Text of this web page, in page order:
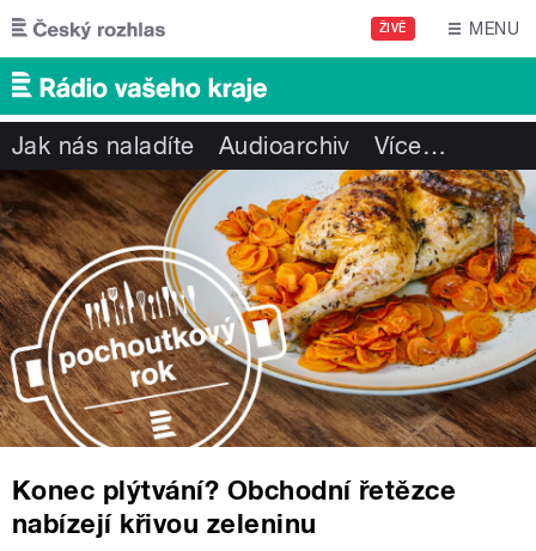
Přejít k hlavnímu obsahu
ŽIVĚ MENU
Jak nás naladíte Audioarchiv Více…
Konec plýtvání? Obchodní řetězce
nabízejí křivou zeleninu